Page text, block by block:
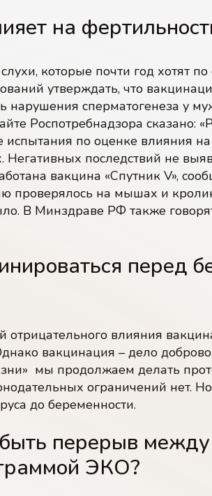
07
ЭКО с
на
которые почти год хотят
утверждать, что
нарушения сперматогенеза у
Роспотребнадзора сказано:
по оценке влияния на
последствий не
вакцина «Спутник V»,
проверялось на мышах и
В Минздраве РФ также
перед
влияния
вакцинация – дело
мы продолжаем делать
ограничений нет.
до беременности.
перерыв
ЭКО?